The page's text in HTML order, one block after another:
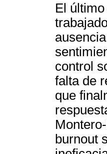
El
control
falta de
que
burnout